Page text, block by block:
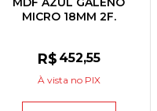
MICRO 18MM 2F.
R$ 452,55
À vista no PIX